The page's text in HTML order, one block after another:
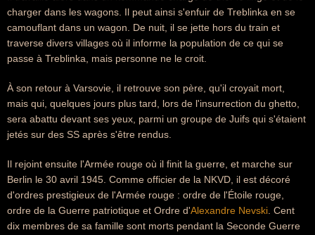
charger dans les wagons. Il peut ainsi s'enfuir de Treblinka en se
camouflant dans un wagon. De nuit, il se jette hors du train et
traverse divers villages où il informe la population de ce qui se
passe à Treblinka, mais personne ne le croit.
À son retour à Varsovie, il retrouve son père, qu'il croyait mort,
mais qui, quelques jours plus tard, lors de l'insurrection du ghetto,
sera abattu devant ses yeux, parmi un groupe de Juifs qui s'étaient
jetés sur des SS après s'être rendus.
Il rejoint ensuite l'Armée rouge où il finit la guerre, et marche sur
Berlin le 30 avril 1945. Comme officier de la NKVD, il est décoré
d'ordres prestigieux de l'Armée rouge : ordre de l'Étoile rouge,
ordre de la Guerre patriotique et Ordre d'Alexandre Nevski . Cent
dix membres de sa famille sont morts pendant la Seconde Guerre